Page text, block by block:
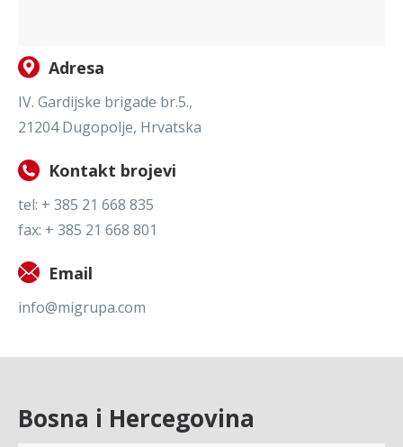
Adresa
IV. Gardijske brigade br.5.,
21204 Dugopolje, Hrvatska
Kontakt brojevi
tel: + 385 21 668 835
fax: + 385 21 668 801
Email
info@migrupa.com
Bosna i Hercegovina